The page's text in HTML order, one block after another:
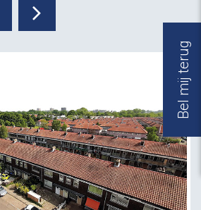
Bel mij terug